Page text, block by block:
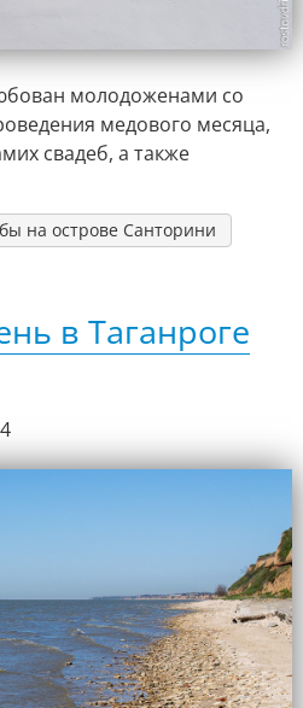
молодоженами со
медового месяца,
свадеб, а также
на острове Санторини
в Таганроге